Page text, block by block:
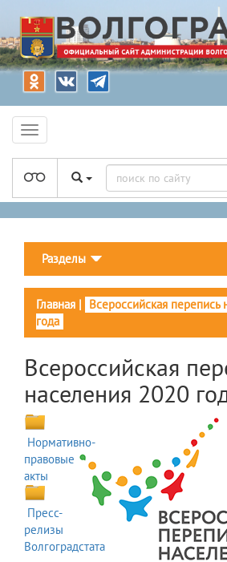
Разделы
Главная | Всероссийская перепись
года
Всероссийская
населения 2020
Нормативно-
правовые
акты
Пресс-
релизы
Волгоградстата